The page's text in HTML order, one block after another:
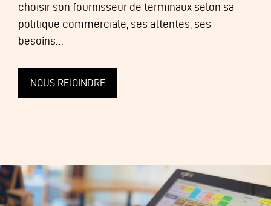
choisir son fournisseur de terminaux selon sa
politique commerciale, ses attentes, ses
besoins…
NOUS REJOINDRE